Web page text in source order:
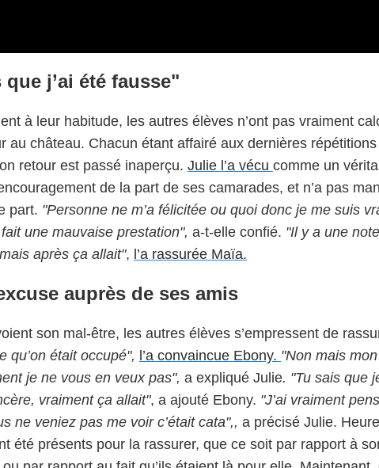
que j’ai été fausse"
à leur habitude, les autres élèves n’ont pas vraiment
au château. Chacun étant affairé aux dernières
retour est passé inaperçu. Julie l’a vécu comme un
de la part de ses camarades, et n’a pas
part. "Personne ne m’a félicitée ou quoi donc je me suis
fait une mauvaise prestation", a-t-elle confié. "Il y a une
après ça allait", l’a rassurée Maïa.
auprès de ses amis
son mal-être, les autres élèves s’empressent de
qu’on était occupé", l’a convaincue Ebony. "Non mais
je ne vous en veux pas", a expliqué Julie. "Tu sais que
vraiment ça allait", a ajouté Ebony. "J’ai vraiment
ne veniez pas me voir c’était cata",, a précisé Julie.
été présents pour la rassurer, que ce soit par rapport à